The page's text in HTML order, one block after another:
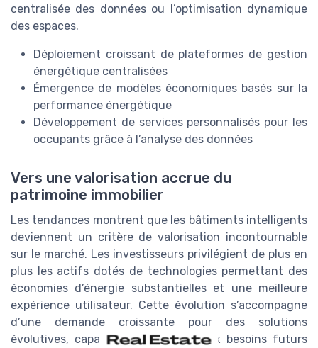
centralisée des données ou l’optimisation dynamique
des espaces.
Déploiement croissant de plateformes de gestion
énergétique centralisées
Émergence de modèles économiques basés sur la
performance énergétique
Développement de services personnalisés pour les
occupants grâce à l’analyse des données
Vers une valorisation accrue du
patrimoine immobilier
Les tendances montrent que les bâtiments intelligents
deviennent un critère de valorisation incontournable
sur le marché. Les investisseurs privilégient de plus en
plus les actifs dotés de technologies permettant des
économies d’énergie substantielles et une meilleure
expérience utilisateur. Cette évolution s’accompagne
d’une demande croissante pour des solutions
évolutives, capables de s’adapter aux besoins futurs